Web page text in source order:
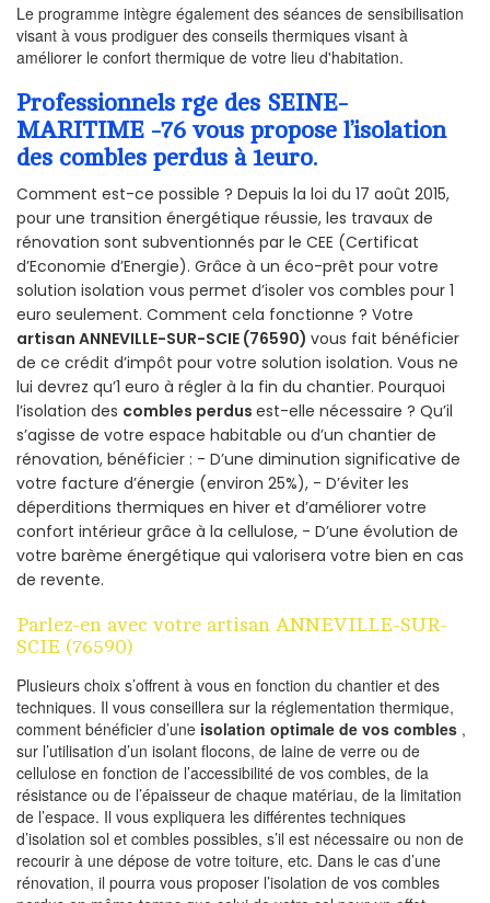
Le programme intègre également des séances de sensibilisation
visant à vous prodiguer des conseils thermiques visant à
améliorer le confort thermique de votre lieu d'habitation.
Professionnels rge des SEINE-
MARITIME -76 vous propose l’isolation
des combles perdus à 1euro.
Comment est-ce possible ? Depuis la loi du 17 août 2015,
pour une transition énergétique réussie, les travaux de
rénovation sont subventionnés par le CEE (Certificat
d’Economie d’Energie). Grâce à un éco-prêt pour votre
solution isolation vous permet d’isoler vos combles pour 1
euro seulement. Comment cela fonctionne ? Votre
artisan ANNEVILLE-SUR-SCIE (76590) vous fait bénéficier
de ce crédit d’impôt pour votre solution isolation. Vous ne
lui devrez qu’1 euro à régler à la fin du chantier. Pourquoi
l’isolation des combles perdus est-elle nécessaire ? Qu’il
s’agisse de votre espace habitable ou d’un chantier de
rénovation, bénéficier : - D’une diminution significative de
votre facture d’énergie (environ 25%), - D’éviter les
déperditions thermiques en hiver et d’améliorer votre
confort intérieur grâce à la cellulose, - D’une évolution de
votre barème énergétique qui valorisera votre bien en cas
de revente.
Parlez-en avec votre artisan ANNEVILLE-SUR-
SCIE (76590)
Plusieurs choix s’offrent à vous en fonction du chantier et des
techniques. Il vous conseillera sur la réglementation thermique,
comment bénéficier d’une isolation optimale de vos combles ,
sur l’utilisation d’un isolant flocons, de laine de verre ou de
cellulose en fonction de l’accessibilité de vos combles, de la
résistance ou de l’épaisseur de chaque matériau, de la limitation
de l’espace. Il vous expliquera les différentes techniques
d’isolation sol et combles possibles, s’il est nécessaire ou non de
recourir à une dépose de votre toiture, etc. Dans le cas d’une
rénovation, il pourra vous proposer l’isolation de vos combles